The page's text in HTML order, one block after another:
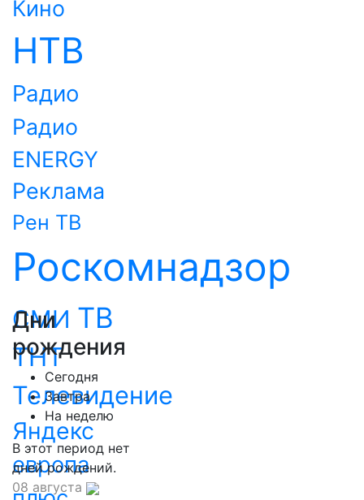
Кино
НТВ
Радио
Радио
ENERGY
Реклама
Рен ТВ
Роскомнадзор
СМИ ТВ
ТНТ
Телевидение
Яндекс
европа
Дни
рождения
Сегодня
Завтра
На неделю
В этот период нет
дней рождений.
08 августа